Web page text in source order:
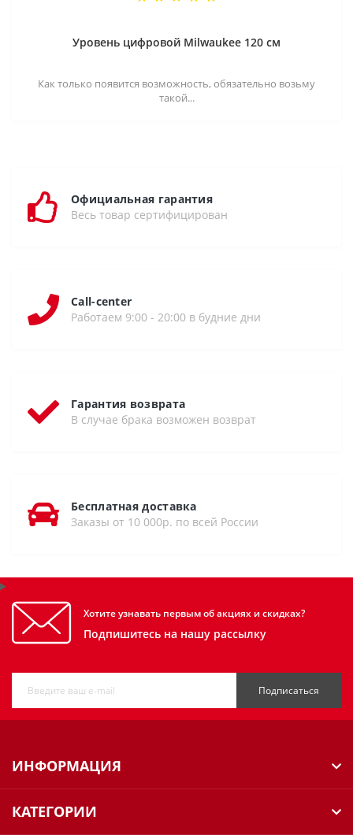
Уровень цифровой Milwaukee 120 см
Как только появится возможность, обязательно возьму
такой...
Официальная гарантия
Весь товар сертифицирован
Call-center
Работаем 9:00 - 20:00 в будние дни
Гарантия возврата
В случае брака возможен возврат
Бесплатная доставка
Заказы от 10 000р. по всей России
Хотите узнавать первым об акциях и скидках?
Подпишитесь на нашу рассылку
Подписаться
ИНФОРМАЦИЯ
КАТЕГОРИИ